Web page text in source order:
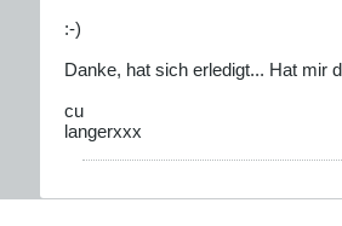
:-)
Danke, hat sich erledigt... Hat mir
cu
langerxxx